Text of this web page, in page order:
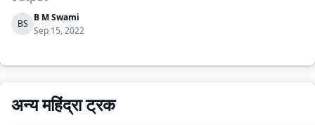
BS
B M Swami
Sep 15, 2022
अन्य महिंद्रा ट्रक